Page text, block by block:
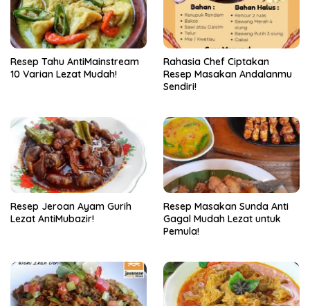
Resep Tahu AntiMainstream
10 Varian Lezat Mudah!
Rahasia Chef Ciptakan
Resep Masakan Andalanmu
Sendiri!
Resep Jeroan Ayam Gurih
Lezat AntiMubazir!
Resep Masakan Sunda Anti
Gagal Mudah Lezat untuk
Pemula!